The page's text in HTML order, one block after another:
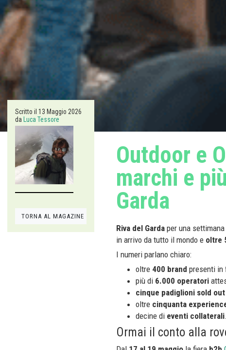
Scritto il 13 Maggio 2026
da Luca Tessore
TORNA AL MAGAZINE
Outdoor e
marchi e
Garda
Riva del Garda per una
in arrivo da tutto il mondo e oltre
I numeri parlano chiaro:
oltre 400 brand presenti in
più di 6.000 operatori
cinque padiglioni sold out
oltre cinquanta
decine di eventi collaterali.
Ormai il conto alla